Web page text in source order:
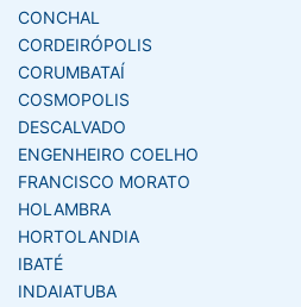
CONCHAL
CORDEIRÓPOLIS
CORUMBATAÍ
COSMOPOLIS
DESCALVADO
ENGENHEIRO COELHO
FRANCISCO MORATO
HOLAMBRA
HORTOLANDIA
IBATÉ
INDAIATUBA